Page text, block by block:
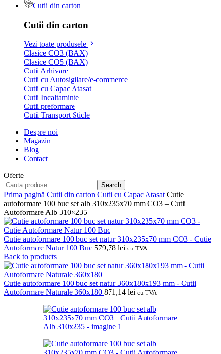
Cutii din carton
Cutii din carton
Vezi toate produsele
Clasice CO3 (BAX)
Clasice CO5 (BAX)
Cutii Arhivare
Cutii cu Autosigilare/e-commerce
Cutii cu Capac Atasat
Cutii Incaltaminte
Cutii preformare
Cutii Transport Sticle
Despre noi
Magazin
Blog
Contact
Oferte
Search
Prima pagină Cutii din carton Cutii cu Capac Atasat Cutie
autoformare 100 buc set alb 310x235x70 mm CO3 – Cutii
Autoformare Alb 310×235
Cutie autoformare 100 buc set natur 310x235x70 mm CO3 - Cutie
Autoformare Natur 100 Buc 579,78 lei cu TVA
Back to products
Cutie autoformare 100 buc set natur 360x180x193 mm - Cutii
Autoformare Naturale 360x180 871,14 lei cu TVA